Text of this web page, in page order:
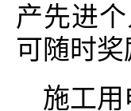
产先进
可随时奖
施工